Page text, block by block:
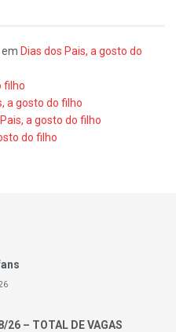
em Dias dos Pais, a gosto do
filho
a gosto do filho
a gosto do filho
do filho
26 – TOTAL DE VAGAS